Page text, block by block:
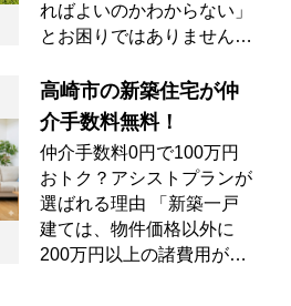
ればよいのかわからない」
とお困りではありません
産とは異なり、建築制限や
税制優遇が絡むため売却の
ハードルが高いものの、正
しい要件を満たして指定を
解除することでスムーズな
取引が可能になります。本
記事では、生産緑地の基礎
知識をはじめ、指定を解除
高崎市の新築住宅が仲
介手数料無料！
仲介手数料0円で100万円
おトク？アシストプランが
選ばれる理由 「新築一戸
建ては、物件価格以外に
200万円以上の諸費用がか